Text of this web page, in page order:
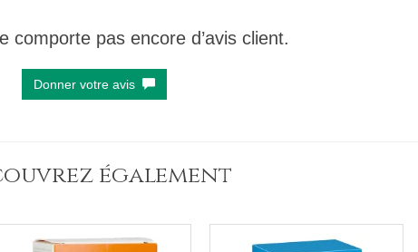
comporte pas encore d’avis client.
Donner votre avis
également